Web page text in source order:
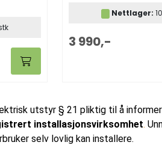
Nettlager:
3 990,-
utstyr § 21 pliktig til å
installasjonsvirksomhet.
selv lovlig kan installere.